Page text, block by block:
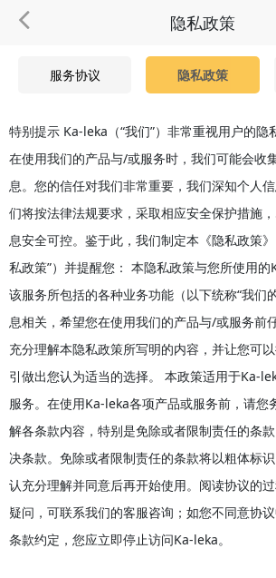
隐私政策
服务协议 隐私政策
特别提示 Ka-leka（“我们”）非常重视用户的隐
在使用我们的产品与/或服务时，我们可能会收
息。您的信任对我们非常重要，我们深知个人
们将按法律法规要求，采取相应安全保护措施
息安全可控。鉴于此，我们制定本《隐私政策
私政策”）并提醒您： 本隐私政策与您所使用
该服务所包括的各种业务功能（以下统称“我们
息相关，希望您在使用我们的产品与/或服务前
充分理解本隐私政策所写明的内容，并让您可
引做出您认为适当的选择。 本政策适用于Ka-
服务。在使用Ka-leka各项产品或服务前，请您
解各条款内容，特别是免除或者限制责任的条
决条款。免除或者限制责任的条款将以粗体标
认充分理解并同意后再开始使用。阅读协议的
疑问，可联系我们的客服咨询；如您不同意协
条款约定，您应立即停止访问Ka-leka。